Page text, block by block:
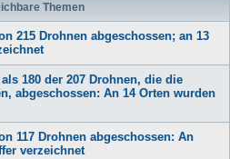
Themen
215 Drohnen abgeschossen; an 13
180 der 207 Drohnen, die die
abgeschossen: An 14 Orten wurden
117 Drohnen abgeschossen: An
verzeichnet